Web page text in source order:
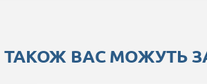
ТАКОЖ ВАС МОЖУТЬ